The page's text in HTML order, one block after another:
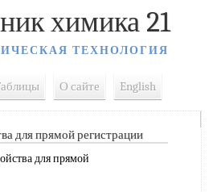
химика 21
ТЕХНОЛОГИЯ
О сайте English
для прямой регистрации
для прямой